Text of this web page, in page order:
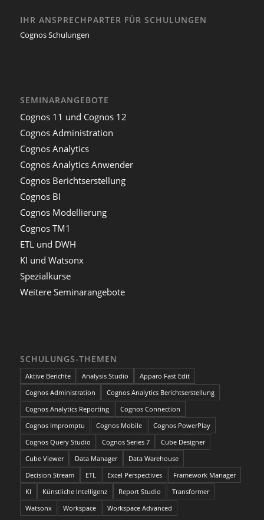
IHR ANSPRECHPARTER FÜR SCHULUNGEN
Cognos Schulungen
SEMINARANGEBOTE
Cognos 11 und Cognos 12
Cognos Administration
Cognos Analytics
Cognos Analytics Anwender
Cognos Berichtserstellung
Cognos BI
Cognos Modellierung
Cognos TM1
ETL und DWH
KI und Watsonx
Spezialkurse
Weitere Seminarangebote
SCHULUNGS-THEMEN
Aktive Berichte Analysis Studio
Apparo Fast Edit
Cognos Administration
Cognos Analytics Berichtserstellung
Cognos Analytics Reporting
Cognos Connection
Cognos Impromptu
Cognos Mobile
Cognos PowerPlay
Cognos Query Studio
Cognos Series 7
Cube Designer
Cube Viewer
Data Manager
Data Warehouse
Decision Stream
ETL Excel Perspectives
Framework Manager
KI
Künstliche Intelligenz Report Studio
Transformer
Watsonx
Workspace Workspace Advanced